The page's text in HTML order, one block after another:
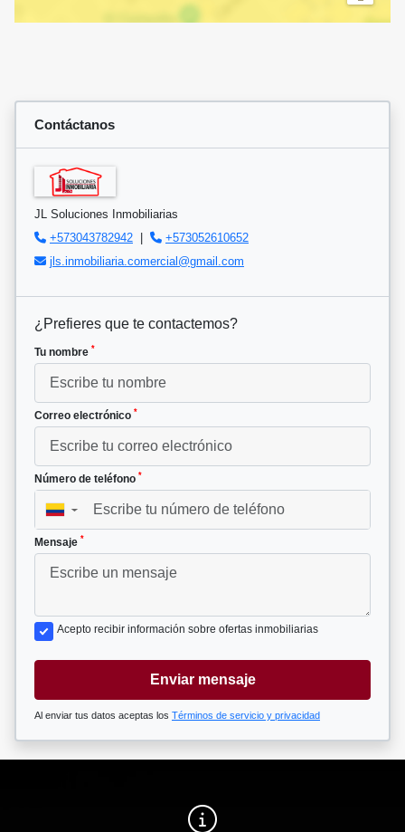
Contáctanos
JL Soluciones Inmobiliarias
+573043782942 |
+573052610652
jls.inmobiliaria.comercial@gmail.com
¿Prefieres que te contactemos?
Tu nombre *
Correo electrónico *
Número de teléfono *
▼
Mensaje *
Acepto recibir información sobre ofertas inmobiliarias
Enviar mensaje
Al enviar tus datos aceptas los Términos de servicio y privacidad